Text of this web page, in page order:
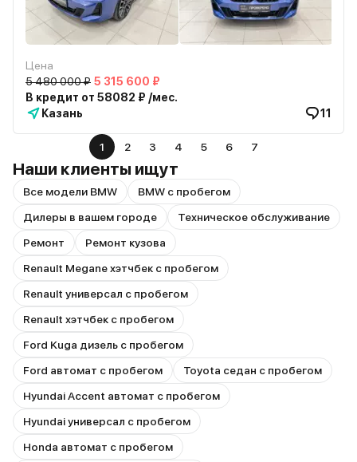
Цена
5 480 000 ₽ 5 315 600 ₽
В кредит от 58082 ₽ /мес.
Казань
11
1 2 3 4 5 6 7
Наши клиенты ищут
Все модели BMW
BMW с пробегом
Дилеры в вашем городе
Техническое обслуживание
Ремонт
Ремонт кузова
Renault Megane хэтчбек с пробегом
Renault универсал с пробегом
Renault хэтчбек с пробегом
Ford Kuga дизель с пробегом
Ford автомат с пробегом
Toyota седан с пробегом
Hyundai Accent автомат с пробегом
Hyundai универсал с пробегом
Honda автомат с пробегом